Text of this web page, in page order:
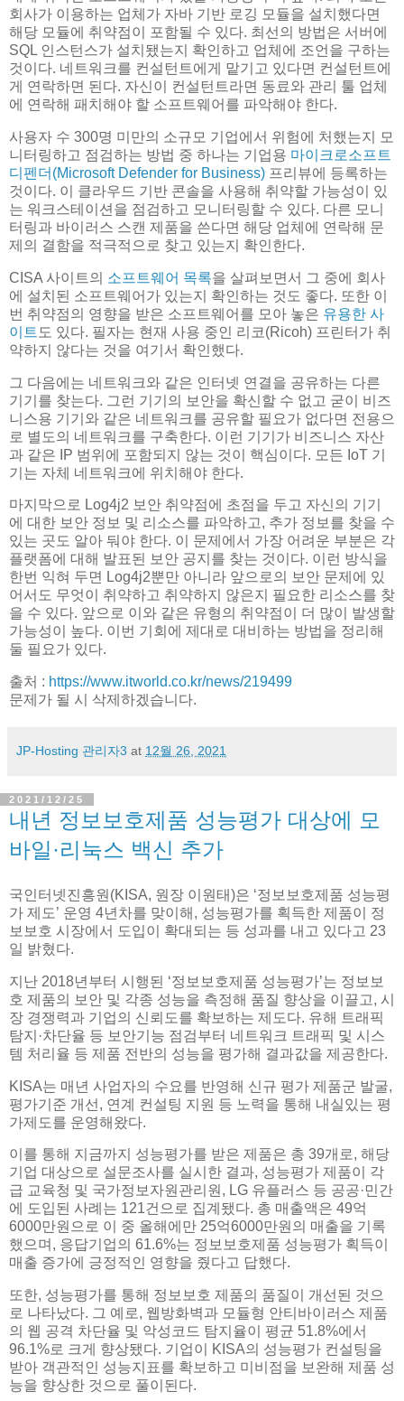
회사가 이용하는 업체가 자바 기반 로깅 모듈을 설치했다면
해당 모듈에 취약점이 포함될 수 있다. 최선의 방법은 서버에
SQL 인스턴스가 설치됐는지 확인하고 업체에 조언을 구하는
것이다. 네트워크를 컨설턴트에게 맡기고 있다면 컨설턴트에
게 연락하면 된다. 자신이 컨설턴트라면 동료와 관리 툴 업체
에 연락해 패치해야 할 소프트웨어를 파악해야 한다.
사용자 수 300명 미만의 소규모 기업에서 위험에 처했는지 모
니터링하고 점검하는 방법 중 하나는 기업용 마이크로소프트
디펜더(Microsoft Defender for Business) 프리뷰에 등록하는
것이다. 이 클라우드 기반 콘솔을 사용해 취약할 가능성이 있
는 워크스테이션을 점검하고 모니터링할 수 있다. 다른 모니
터링과 바이러스 스캔 제품을 쓴다면 해당 업체에 연락해 문
제의 결함을 적극적으로 찾고 있는지 확인한다.
CISA 사이트의 소프트웨어 목록을 살펴보면서 그 중에 회사
에 설치된 소프트웨어가 있는지 확인하는 것도 좋다. 또한 이
번 취약점의 영향을 받은 소프트웨어를 모아 놓은 유용한 사
이트 도 있다. 필자는 현재 사용 중인 리코(Ricoh) 프린터가 취
약하지 않다는 것을 여기서 확인했다.
그 다음에는 네트워크와 같은 인터넷 연결을 공유하는 다른
기기를 찾는다. 그런 기기의 보안을 확신할 수 없고 굳이 비즈
니스용 기기와 같은 네트워크를 공유할 필요가 없다면 전용으
로 별도의 네트워크를 구축한다. 이런 기기가 비즈니스 자산
과 같은 IP 범위에 포함되지 않는 것이 핵심이다. 모든 IoT 기
기는 자체 네트워크에 위치해야 한다.
마지막으로 Log4j2 보안 취약점에 초점을 두고 자신의 기기
에 대한 보안 정보 및 리소스를 파악하고, 추가 정보를 찾을 수
있는 곳도 알아 둬야 한다. 이 문제에서 가장 어려운 부분은 각
플랫폼에 대해 발표된 보안 공지를 찾는 것이다. 이런 방식을
한번 익혀 두면 Log4j2뿐만 아니라 앞으로의 보안 문제에 있
어서도 무엇이 취약하고 취약하지 않은지 필요한 리소스를 찾
을 수 있다. 앞으로 이와 같은 유형의 취약점이 더 많이 발생할
가능성이 높다. 이번 기회에 제대로 대비하는 방법을 정리해
둘 필요가 있다.
출처 : https://www.itworld.co.kr/news/219499
문제가 될 시 삭제하겠습니다.
JP-Hosting 관리자3 at 12월 26, 2021
2021/12/25
내년 정보보호제품 성능평가 대상에 모
바일·리눅스 백신 추가
국인터넷진흥원(KISA, 원장 이원태)은 ‘정보보호제품 성능평
가 제도’ 운영 4년차를 맞이해, 성능평가를 획득한 제품이 정
보보호 시장에서 도입이 확대되는 등 성과를 내고 있다고 23
일 밝혔다.
지난 2018년부터 시행된 ‘정보보호제품 성능평가’는 정보보
호 제품의 보안 및 각종 성능을 측정해 품질 향상을 이끌고, 시
장 경쟁력과 기업의 신뢰도를 확보하는 제도다. 유해 트래픽
탐지·차단율 등 보안기능 점검부터 네트워크 트래픽 및 시스
템 처리율 등 제품 전반의 성능을 평가해 결과값을 제공한다.
KISA는 매년 사업자의 수요를 반영해 신규 평가 제품군 발굴,
평가기준 개선, 연계 컨설팅 지원 등 노력을 통해 내실있는 평
가제도를 운영해왔다.
이를 통해 지금까지 성능평가를 받은 제품은 총 39개로, 해당
기업 대상으로 설문조사를 실시한 결과, 성능평가 제품이 각
급 교육청 및 국가정보자원관리원, LG 유플러스 등 공공·민간
에 도입된 사례는 121건으로 집계됐다. 총 매출액은 49억
6000만원으로 이 중 올해에만 25억6000만원의 매출을 기록
했으며, 응답기업의 61.6%는 정보보호제품 성능평가 획득이
매출 증가에 긍정적인 영향을 줬다고 답했다.
또한, 성능평가를 통해 정보보호 제품의 품질이 개선된 것으
로 나타났다. 그 예로, 웹방화벽과 모듈형 안티바이러스 제품
의 웹 공격 차단율 및 악성코드 탐지율이 평균 51.8%에서
96.1%로 크게 향상됐다. 기업이 KISA의 성능평가 컨설팅을
받아 객관적인 성능지표를 확보하고 미비점을 보완해 제품 성
능을 향상한 것으로 풀이된다.